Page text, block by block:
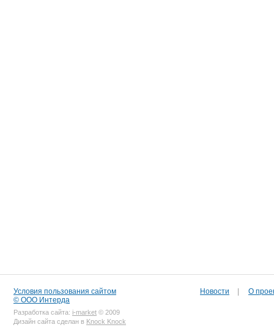
Условия пользования сайтом
© ООО Интерда
Разработка сайта: i-market © 2009
Дизайн сайта сделан в Knock Knock
Новости О